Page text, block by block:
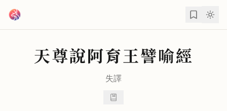
天尊說阿育王譬喻經
失譯